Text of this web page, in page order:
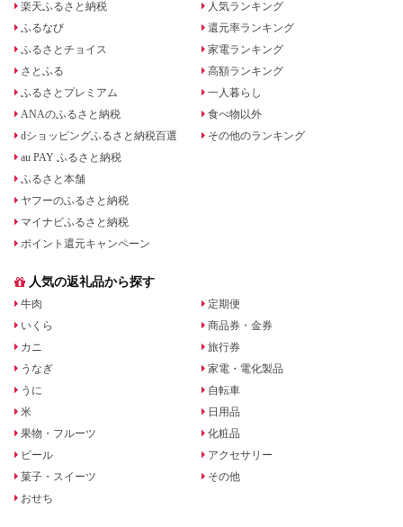
楽天ふるさと納税
ふるなび
ふるさとチョイス
さとふる
ふるさとプレミアム
ANAのふるさと納税
dショッピングふるさと納税百選
au PAY ふるさと納税
ふるさと本舗
ヤフーのふるさと納税
マイナビふるさと納税
ポイント還元キャンペーン
人気ランキング
還元率ランキング
家電ランキング
高額ランキング
一人暮らし
食べ物以外
その他のランキング
人気の返礼品から探す
牛肉
いくら
カニ
うなぎ
うに
米
果物・フルーツ
ビール
菓子・スイーツ
おせち
定期便
商品券・金券
旅行券
家電・電化製品
自転車
日用品
化粧品
アクセサリー
その他